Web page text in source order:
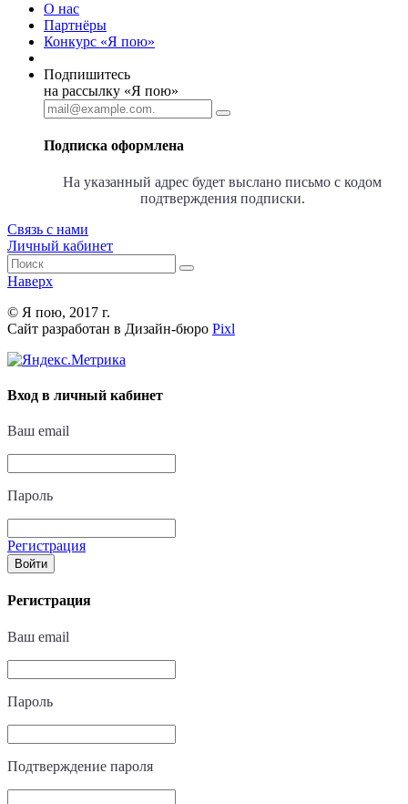
О нас
Партнёры
Конкурс «Я пою»
Подпишитесь
на рассылку «Я пою»
Подписка оформлена
На указанный адрес будет выслано письмо с кодом
подтверждения подписки.
Связь с нами
Личный кабинет
Наверх
© Я пою, 2017 г.
Сайт разработан в Дизайн-бюро Pixl
Вход в личный кабинет
Ваш email
Пароль
Регистрация
Войти
Регистрация
Ваш email
Пароль
Подтверждение пароля